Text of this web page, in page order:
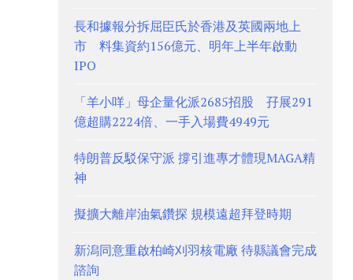
長和據報分拆屈臣氏於香港及英國兩地上
市 料集資約156億元、明年上半年啟動
IPO
「羊小咩」母企量化派2685招股 孖展291
億超購2224倍、一手入場費4949元
特朗普反駁保守派 撐引進專才體現MAGA精
神
擬擴大離岸油氣鑽探 規模遠超拜登時期
新潟同意重啟柏崎刈羽核電廠 待縣議會完成
諮詢